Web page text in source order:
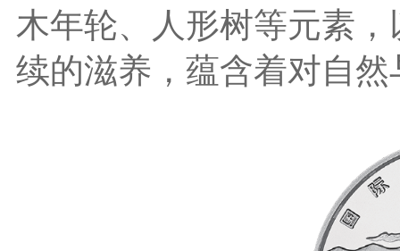
木年轮、人形树等元素
续的滋养，蕴含着对自